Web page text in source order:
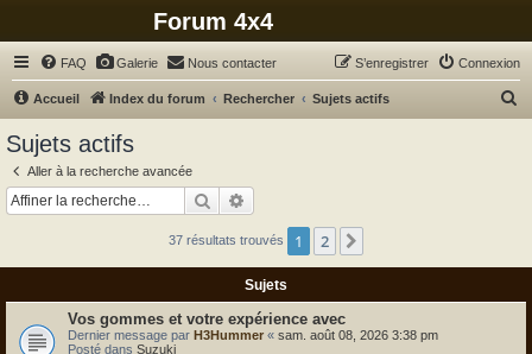
Forum 4x4
FAQ Galerie Nous contacter Connexion
S’enregistrer
Accueil Index du forum Rechercher Sujets actifs
c
Sujets actifs
Aller à la recherche avancée
Rechercher
37 résultats trouvés 1 2
Sujets
Vos gommes et votre expérience avec
Dernier message par H3Hummer « sam. août 08, 2026 3:38 pm
Posté dans Suzuki